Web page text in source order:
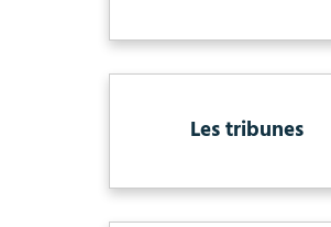
Les tribunes